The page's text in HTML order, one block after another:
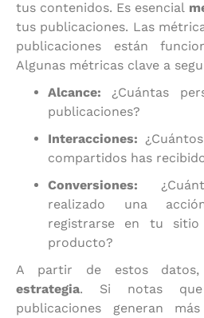
tus contenidos. Es esencial
tus publicaciones. Las
publicaciones están
Algunas métricas clave a
Alcance: ¿Cuántas
publicaciones?
Interacciones:
compartidos has
Conversiones:
realizado una
registrarse en tu
producto?
A partir de estos
estrategia. Si notas
publicaciones generan